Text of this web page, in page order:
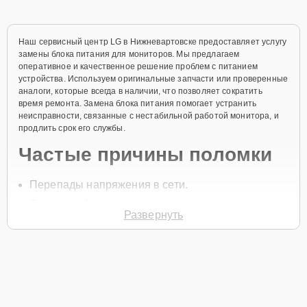
Наш сервисный центр LG в Нижневартовске предоставляет услугу
замены блока питания для мониторов. Мы предлагаем
оперативное и качественное решение проблем с питанием
устройства. Используем оригинальные запчасти или проверенные
аналоги, которые всегда в наличии, что позволяет сократить
время ремонта. Замена блока питания помогает устранить
неисправности, связанные с нестабильной работой монитора, и
продлить срок его службы.
Частые причины поломки
Перепады напряжения в сети.
Износ компонентов блока.
Развернуть